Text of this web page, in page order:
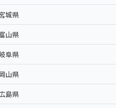
城県
山県
阜県
山県
島県